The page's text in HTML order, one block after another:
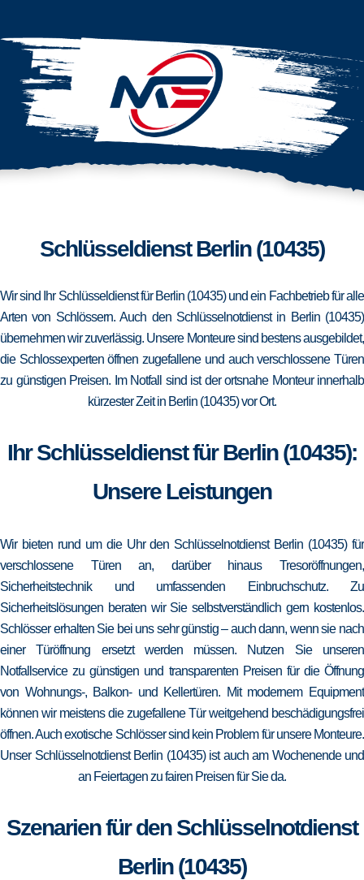
Schlüsseldienst Berlin (10435)
Wir sind Ihr Schlüsseldienst für Berlin (10435) und ein Fachbetrieb für alle
Arten von Schlössern. Auch den Schlüsselnotdienst in Berlin (10435)
übernehmen wir zuverlässig. Unsere Monteure sind bestens ausgebildet,
die Schlossexperten öffnen zugefallene und auch verschlossene Türen
zu günstigen Preisen. Im Notfall sind ist der ortsnahe Monteur innerhalb
kürzester Zeit in Berlin (10435) vor Ort.
Ihr Schlüsseldienst für Berlin (10435):
Unsere Leistungen
Wir bieten rund um die Uhr den Schlüsselnotdienst Berlin (10435) für
verschlossene Türen an, darüber hinaus Tresoröffnungen,
Sicherheitstechnik und umfassenden Einbruchschutz. Zu
Sicherheitslösungen beraten wir Sie selbstverständlich gern kostenlos.
Schlösser erhalten Sie bei uns sehr günstig – auch dann, wenn sie nach
einer Türöffnung ersetzt werden müssen. Nutzen Sie unseren
Notfallservice zu günstigen und transparenten Preisen für die Öffnung
von Wohnungs-, Balkon- und Kellertüren. Mit modernem Equipment
können wir meistens die zugefallene Tür weitgehend beschädigungsfrei
öffnen. Auch exotische Schlösser sind kein Problem für unsere Monteure.
Unser Schlüsselnotdienst Berlin (10435) ist auch am Wochenende und
an Feiertagen zu fairen Preisen für Sie da.
Szenarien für den Schlüsselnotdienst
Berlin (10435)